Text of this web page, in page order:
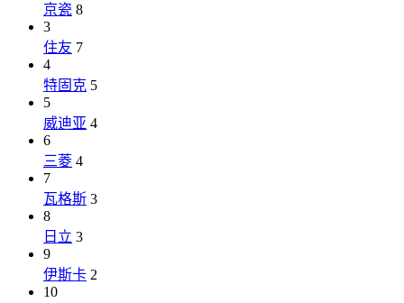
京瓷 8
3
住友 7
4
特固克 5
5
威迪亚 4
6
三菱 4
7
瓦格斯 3
8
日立 3
9
伊斯卡 2
10